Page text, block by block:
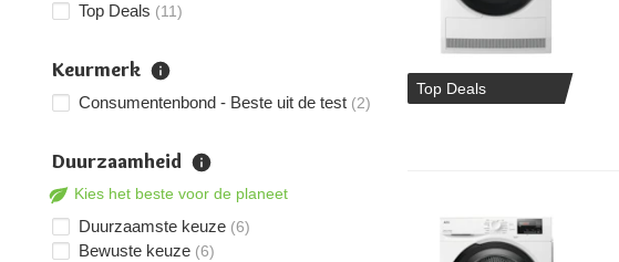
Top Deals
Top Deals (11)
Keurmerk
Consumentenbond - Beste uit de test (2)
Duurzaamheid
Kies het beste voor de planeet
Duurzaamste keuze (6)
Bewuste keuze (6)